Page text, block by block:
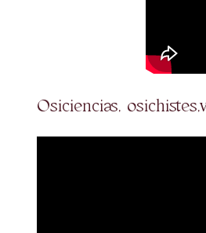
Osiciencias,